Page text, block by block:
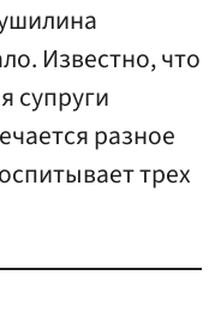
Известно, что
супруги
разное
трех